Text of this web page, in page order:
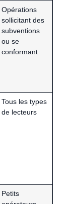
Opérations
sollicitant des
subventions
ou se
conformant
Tous les types
de lecteurs
Petits